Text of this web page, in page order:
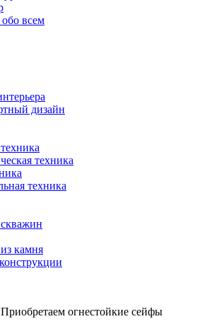
всем
дизайн
техника
техника
камня
Приобретаем огнестойкие сейфы